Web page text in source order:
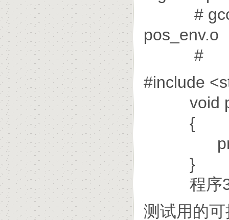
# gcc -
pos_env.o
#
#include
void
{
printf("/
}
程序3:
测试用的